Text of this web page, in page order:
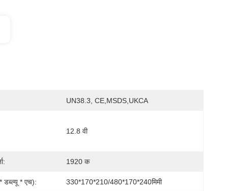
UN38.3, CE,MSDS,UKCA
12.8 वी
1920 क
डब्ल्यू * एच): 330*170*210/480*170*240मिमी